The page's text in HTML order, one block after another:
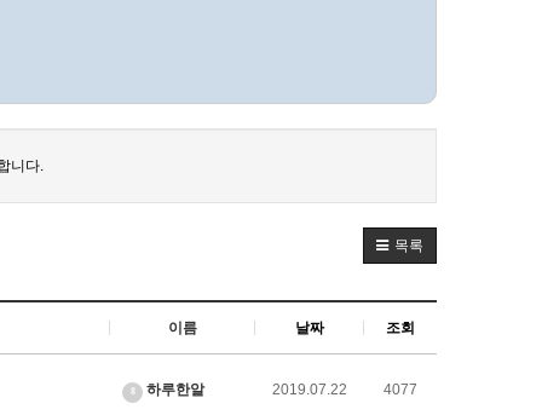
니다.
목록
이름 날짜 조회
하루한알 2019.07.22 4077